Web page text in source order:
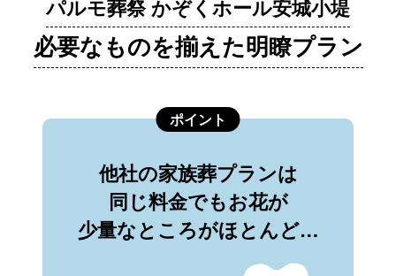
パルモ葬祭 かぞくホール安城小堤
必要なものを揃えた明瞭プラン
ポイント
他社の家族葬プランは
同じ料金でもお花が
少量なところがほとんど…